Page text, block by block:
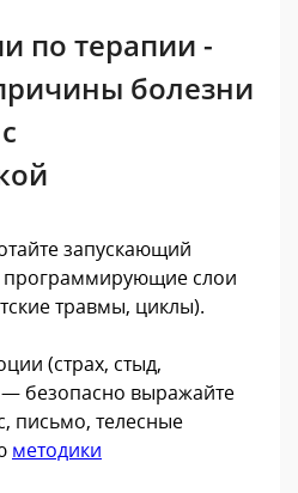
по терапии -
болезни
запускающий
программирующие слои
травмы, циклы).
(страх, стыд,
безопасно выражайте
письмо, телесные
методики